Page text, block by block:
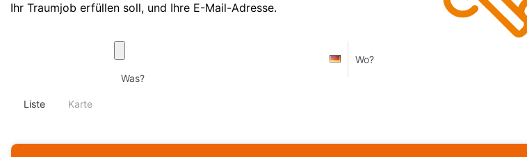
Ihr Traumjob erfüllen soll, und Ihre E-Mail-Adresse.
per
Deutschland
Liste
Karte